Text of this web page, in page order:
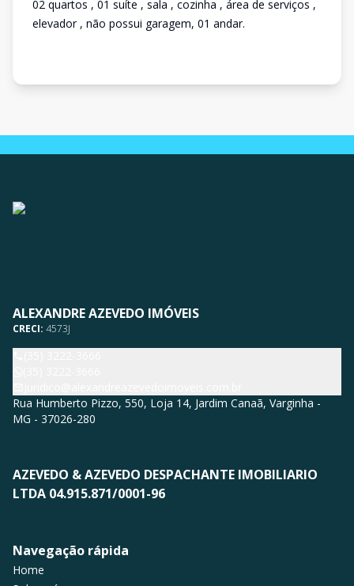
02 quartos , 01 suíte , sala , cozinha , área de serviços ,
elevador , não possui garagem, 01 andar.
ALEXANDRE AZEVEDO IMÓVEIS
CRECI: 4573J
Rua Humberto Pizzo, 550, Loja 14, Jardim Canaã, Varginha -
MG - 37026-280
AZEVEDO & AZEVEDO DESPACHANTE IMOBILIARIO
LTDA 04.915.871/0001-96
Navegação rápida
Home